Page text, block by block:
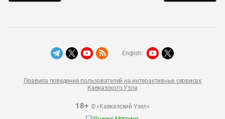
18+© «Кавказский Узел»
Правила поведения пользователей на интерактивных сервисах
Кавказского Узла
English: